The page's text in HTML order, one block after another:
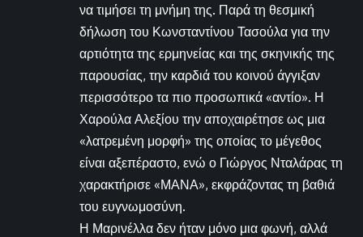
να τιμήσει τη μνήμη της. Παρά τη θεσμική
δήλωση του Κωνσταντίνου Τασούλα για την
αρτιότητα της ερμηνείας και της σκηνικής της
παρουσίας, την καρδιά του κοινού άγγιξαν
περισσότερο τα πιο προσωπικά «αντίο». Η
Χαρούλα Αλεξίου την αποχαιρέτησε ως μια
«λατρεμένη μορφή» της οποίας το μέγεθος
είναι αξεπέραστο, ενώ ο Γιώργος Νταλάρας τη
χαρακτήρισε «ΜΑΝΑ», εκφράζοντας τη βαθιά
του ευγνωμοσύνη.
Η Μαρινέλλα δεν ήταν μόνο μια φωνή, αλλά